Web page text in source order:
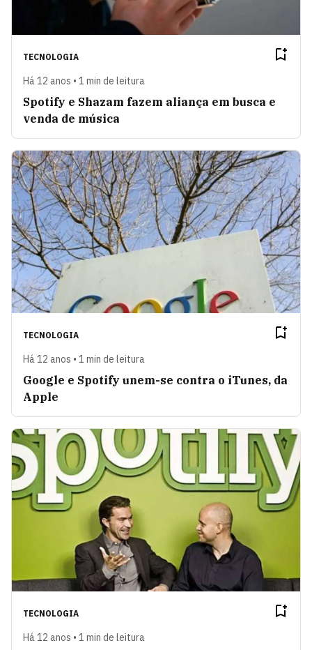
TECNOLOGIA
Há 12 anos • 1 min de leitura
Spotify e Shazam fazem aliança em busca e
venda de música
TECNOLOGIA
Há 12 anos • 1 min de leitura
Google e Spotify unem-se contra o iTunes, da
Apple
TECNOLOGIA
Há 12 anos • 1 min de leitura